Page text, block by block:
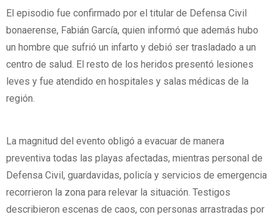
El episodio fue confirmado por el titular de Defensa Civil
bonaerense, Fabián García, quien informó que además hubo
un hombre que sufrió un infarto y debió ser trasladado a un
centro de salud. El resto de los heridos presentó lesiones
leves y fue atendido en hospitales y salas médicas de la
región.
La magnitud del evento obligó a evacuar de manera
preventiva todas las playas afectadas, mientras personal de
Defensa Civil, guardavidas, policía y servicios de emergencia
recorrieron la zona para relevar la situación. Testigos
describieron escenas de caos, con personas arrastradas por